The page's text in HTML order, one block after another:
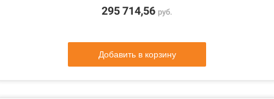
295 714,56 руб.
Добавить в корзину